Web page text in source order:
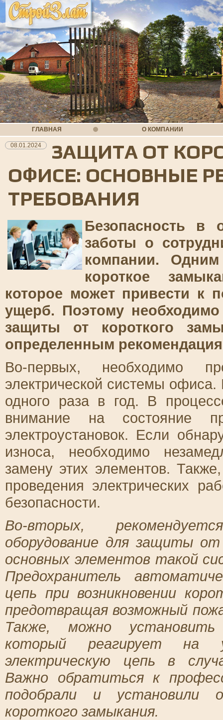
ГЛАВНАЯ О КОМПАНИИ
08.01.2024
ЗАЩИТА ОТ
ОФИСЕ: ОСНОВНЫЕ
ТРЕБОВАНИЯ
Безопасность в
заботы о
компании.
короткое
которое может привести к
ущерб. Поэтому
защиты от короткого
определенным
Во-первых, необходимо
электрической системы
одного раза в год. В
внимание на состояние
электроустановок. Если
износа, необходимо
замену этих элементов.
проведения электрических
безопасности.
Во-вторых,
оборудование для защиты
основных элементов такой
Предохранитель
цепь при возникновении
предотвращая возможный
Также, можно
который реагирует на
электрическую цепь в
Важно обратиться к
подобрали и установили
короткого замыкания.